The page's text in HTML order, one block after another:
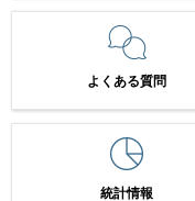
よくある質問
統計情報